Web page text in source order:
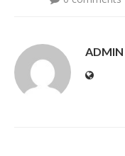
ADMIN